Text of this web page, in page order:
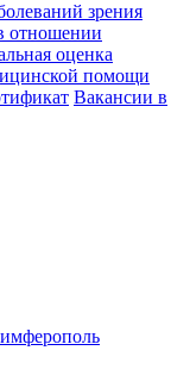
зрения
отношении
оценка
помощи
Вакансии в